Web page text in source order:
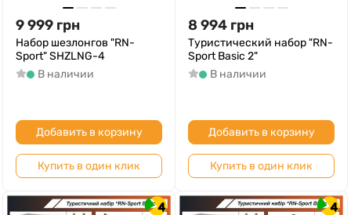
9 999 грн
Набор шезлонгов "RN-
Sport" SHZLNG-4
В наличии
Добавить в корзину
Купить в один клик
8 994 грн
Туристический набор "RN-
Sport Basic 2"
В наличии
Добавить в корзину
Купить в один клик
4 4